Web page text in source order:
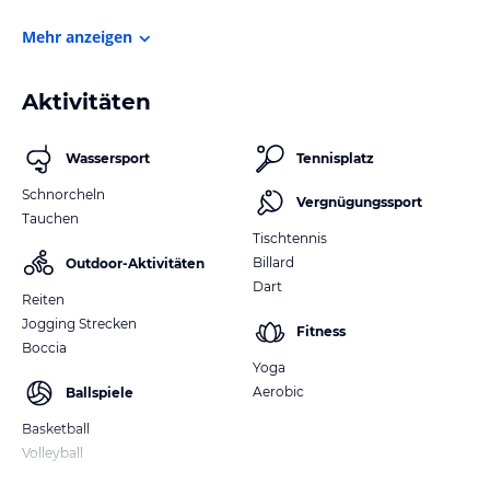
Mehr anzeigen
Aktivitäten
Wassersport
Schnorcheln
Tauchen
Outdoor-Aktivitäten
Reiten
Jogging Strecken
Boccia
Ballspiele
Basketball
Volleyball
Tennisplatz
Vergnügungssport
Tischtennis
Billard
Dart
Fitness
Yoga
Aerobic